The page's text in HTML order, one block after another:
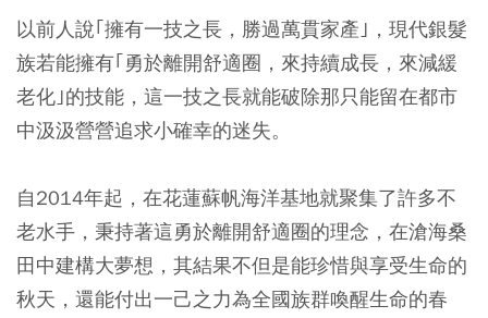
以前人說｢擁有一技之長，勝過萬貫家產｣，現代銀髮
族若能擁有｢勇於離開舒適圈，來持續成長，來減緩
老化｣的技能，這一技之長就能破除那只能留在都市
中汲汲營營追求小確幸的迷失。
自2014年起，在花蓮蘇帆海洋基地就聚集了許多不
老水手，秉持著這勇於離開舒適圈的理念，在滄海桑
田中建構大夢想，其結果不但是能珍惜與享受生命的
秋天，還能付出一己之力為全國族群喚醒生命的春